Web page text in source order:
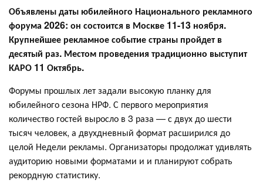
Объявлены даты юбилейного Национального рекламного
форума 2026: он состоится в Москве 11-13 ноября.
Крупнейшее рекламное событие страны пройдет в
десятый раз. Местом проведения традиционно выступит
КАРО 11 Октябрь.
Форумы прошлых лет задали высокую планку для
юбилейного сезона НРФ. С первого мероприятия
количество гостей выросло в 3 раза — с двух до шести
тысяч человек, а двухдневный формат расширился до
целой Недели рекламы. Организаторы продолжат удивлять
аудиторию новыми форматами и и планируют собрать
рекордную статистику.